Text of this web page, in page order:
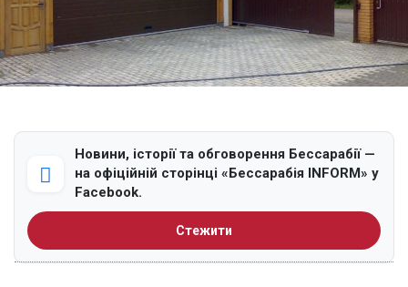
Новини, історії та обговорення Бессарабії —
на офіційній сторінці «Бессарабія INFORM» у
Facebook.
Стежити